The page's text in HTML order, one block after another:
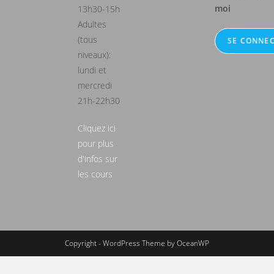
13h30-15h
Adultes
(tous
niveaux):
lundi et
mercredi
21h-22h30
Cliquez ici
pour plus
d'infos sur
les cours
moi
Copyright - WordPress Theme by OceanWP